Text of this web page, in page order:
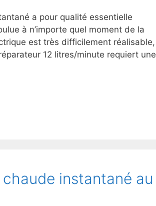
a pour qualité essentielle
à n’importe quel moment de la
est très difficilement réalisable,
12 litres/minute requiert une
instantané au